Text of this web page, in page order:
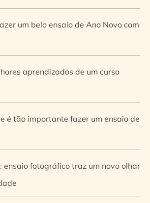
um belo ensaio de Ano Novo com
aprendizados de um curso
é tão importante fazer um ensaio de
ensaio fotográfico traz um novo olhar